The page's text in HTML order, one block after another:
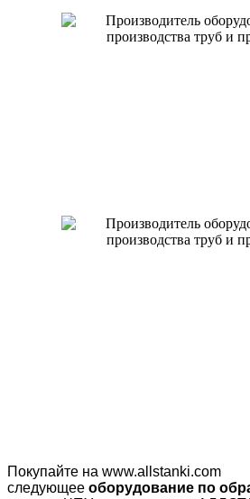
Покупайте на www.allstanki.com
следующее оборудование по